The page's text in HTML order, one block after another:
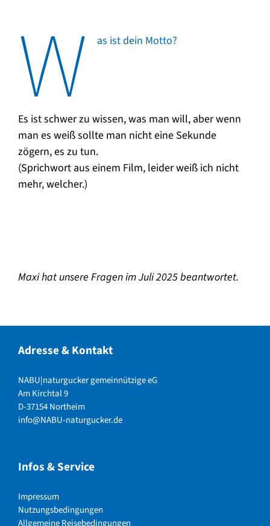
W as ist dein Motto?
Es ist schwer zu wissen, was man will, aber wenn
man es weiß sollte man nicht eine Sekunde
zögern, es zu tun.
(Sprichwort aus einem Film, leider weiß ich nicht
mehr, welcher.)
Maxi hat unsere Fragen im Juli 2025 beantwortet.
Adresse & Kontakt
NABU|naturgucker gemeinnützige eG
Am Kirchtal 9
D-37154 Northeim
info@NABU-naturgucker.de
Infos & Service
Impressum
Nutzungsbedingungen
Allgemeine Reisebedingungen